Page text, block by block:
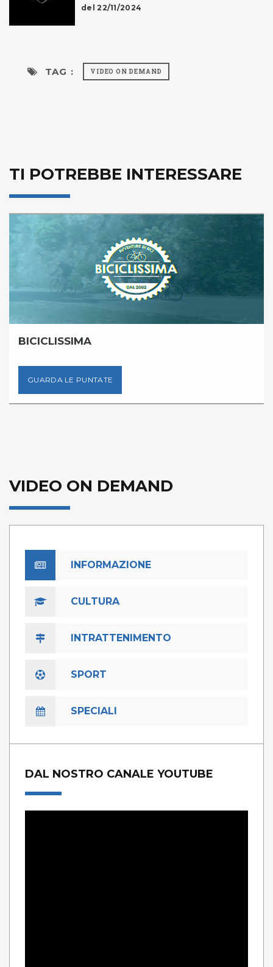
del 22/11/2024
TAG : VIDEO ON DEMAND
TI POTREBBE INTERESSARE
BICICLISSIMA
GUARDA LE PUNTATE
VIDEO ON DEMAND
INFORMAZIONE
CULTURA
INTRATTENIMENTO
SPORT
SPECIALI
DAL NOSTRO CANALE YOUTUBE